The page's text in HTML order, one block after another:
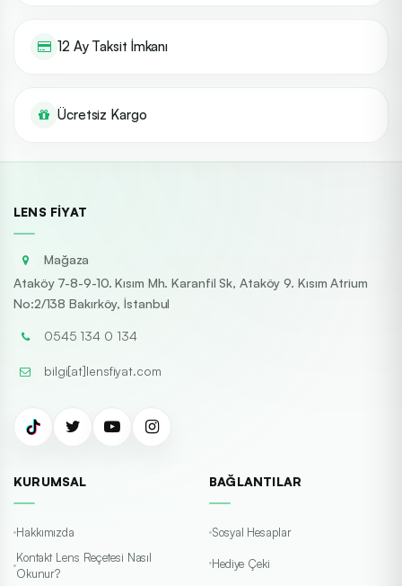
12 Ay Taksit İmkanı
Ücretsiz Kargo
LENS FIYAT
Mağaza
Ataköy 7-8-9-10. Kısım Mh. Karanfil Sk, Ataköy 9. Kısım Atrium
No:2/138 Bakırköy, İstanbul
0545 134 0 134
bilgi[at]lensfiyat.com
KURUMSAL
Hakkımızda
Kontakt Lens Reçetesi Nasıl
Okunur?
BAĞLANTILAR
Sosyal Hesaplar
Hediye Çeki